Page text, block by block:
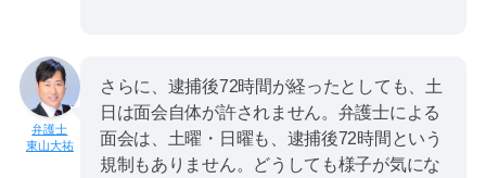
東山大祐
さらに、逮捕後72時間が経ったとしても、土
日は面会自体が許されません。弁護士による
面会は、土曜・日曜も、逮捕後72時間という
規制もありません。どうしても様子が気にな